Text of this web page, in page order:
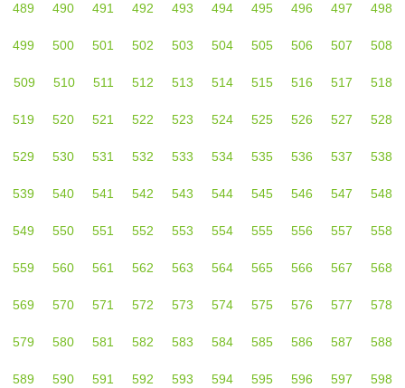
489 490 491 492 493 494 495 496 497 498
499 500 501 502 503 504 505 506 507 508
509 510 511 512 513 514 515 516 517 518
519 520 521 522 523 524 525 526 527 528
529 530 531 532 533 534 535 536 537 538
539 540 541 542 543 544 545 546 547 548
549 550 551 552 553 554 555 556 557 558
559 560 561 562 563 564 565 566 567 568
569 570 571 572 573 574 575 576 577 578
579 580 581 582 583 584 585 586 587 588
589 590 591 592 593 594 595 596 597 598